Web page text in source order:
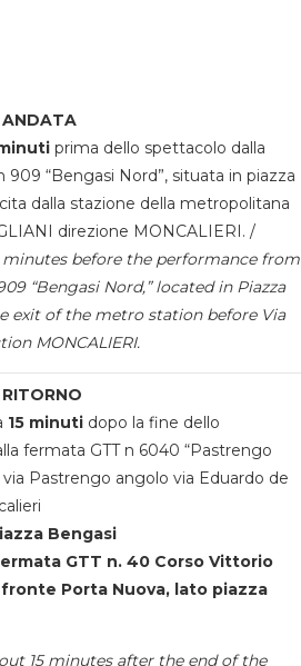
ANDATA
prima dello spettacolo dalla
909 “Bengasi Nord”, situata in piazza
dalla stazione della metropolitana
direzione MONCALIERI. /
before the performance from
“Bengasi Nord,” located in Piazza
exit of the metro station before Via
MONCALIERI.
15 minuti dopo la fine dello
fermata GTT n 6040 “Pastrengo
via Pastrengo angolo via Eduardo de
Bengasi
GTT n. 40 Corso Vittorio
fronte Porta Nuova, lato piazza
15 minutes after the end of the